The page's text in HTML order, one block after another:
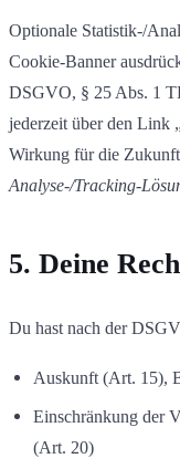
Optionale Statistik-/
Cookie-Banner
DSGVO, § 25 Abs. 1
jederzeit über den Link
Wirkung für die
Analyse-/Tracking-
5. Deine
Du hast nach der
Auskunft (Art. 15),
Einschränkung der
(Art. 20)